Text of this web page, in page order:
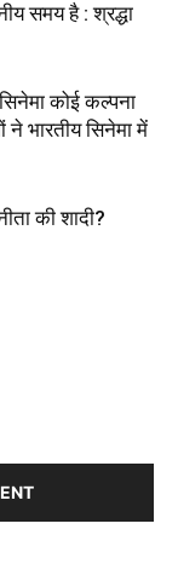
समय है : श्रद्धा
कोई कल्पना
ने भारतीय सिनेमा में
की शादी?